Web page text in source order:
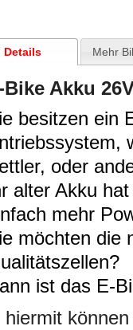
Details Mehr
Bike Akku
besitzen ein
oder
alter Akku
mehr
möchten die
ist das E-
hiermit